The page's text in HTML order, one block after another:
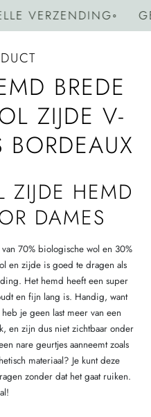
VERZENDING◦
BREDE
ZIJDE V-
HEMD
DAMES
70% biologische wol en 30%
en zijde is goed te dragen als
Het hemd heeft een super
en fijn lang is. Handig, want
je geen last meer van een
en zijn dus niet zichtbaar onder
nare geurtjes aanneemt zoals
materiaal? Je kunt deze
zonder dat het gaat ruiken.